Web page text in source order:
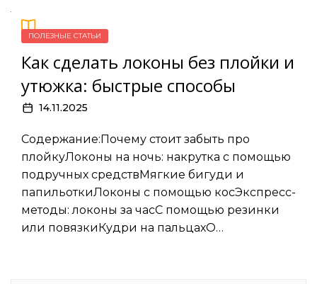
ПОЛЕЗНЫЕ СТАТЬИ
Как сделать локоны без плойки и
утюжка: быстрые способы
14.11.2025
Содержание:Почему стоит забыть про
плойкуЛоконы на ночь: накрутка с помощью
подручных средствМягкие бигуди и
папильоткиЛоконы с помощью косЭкспресс-
методы: локоны за часС помощью резинки
или повязкиКудри на пальцахО…